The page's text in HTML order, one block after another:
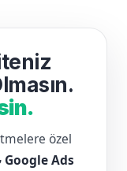
özel
Google Ads